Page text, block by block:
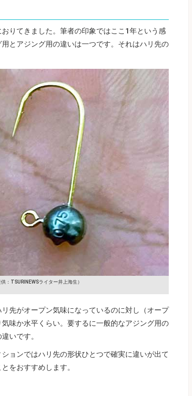
りてきました。筆者の印象ではここ1年という感
とアジング用の違いは一つです。それはハリ先の
：TSURINEWSライター井上海生）
先がオープン気味になっているのに対し（オープ
味か水平くらい。要するに一般的なアジング用の
いです。
ョンではハリ先の形状ひとつで確実に違いが出て
をおすすめします。